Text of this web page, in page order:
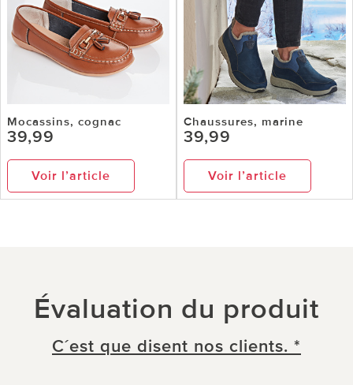
Mocassins, cognac
39,99
Voir l’article
Chaussures, marine
39,99
Voir l’article
Évaluation du produit
C´est que disent nos clients. *